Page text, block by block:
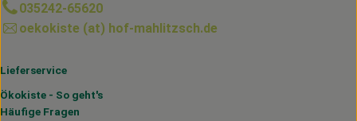
035242-65620
oekokiste (at) hof-mahlitzsch.de
Lieferservice
Ökokiste - So geht's
Häufige Fragen